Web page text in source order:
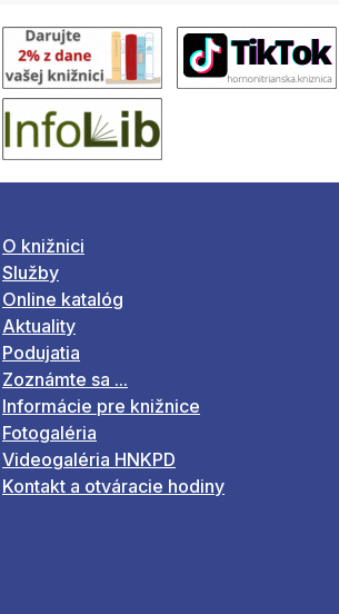
O knižnici
Služby
Online katalóg
Aktuality
Podujatia
Zoznámte sa ...
Informácie pre knižnice
Fotogaléria
Videogaléria HNKPD
Kontakt a otváracie hodiny